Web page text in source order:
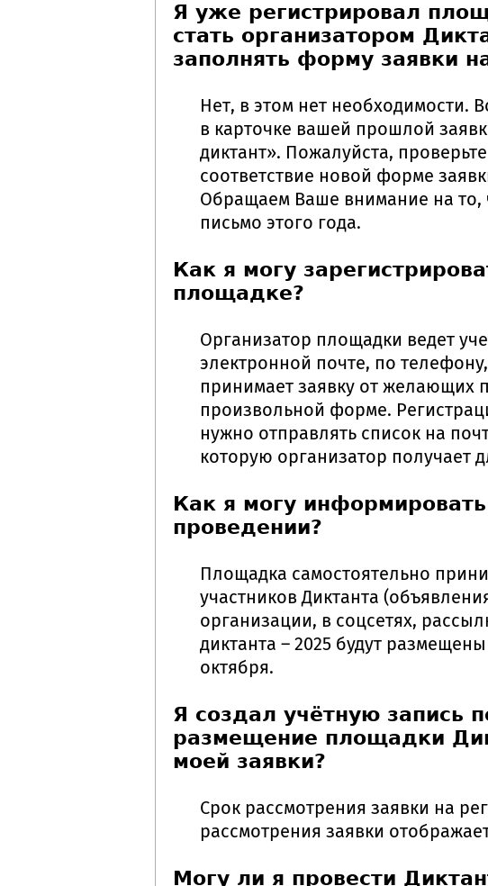
Я уже регистрировал
стать организатором
заполнять форму заявки
Нет, в этом нет
в карточке вашей прошлой
диктант». Пожалуйста,
соответствие новой форме
Обращаем Ваше внимание на то,
письмо этого года.
Как я могу
площадке?
Организатор площадки ведет
электронной почте, по
принимает заявку от желающих
произвольной форме.
нужно отправлять список на
которую организатор получает
Как я могу
проведении?
Площадка самостоятельно
участников Диктанта
организации, в соцсетях,
диктанта – 2025 будут
октября.
Я создал учётную запись
размещение площадки
моей заявки?
Срок рассмотрения заявки на
рассмотрения заявки
Могу ли я провести